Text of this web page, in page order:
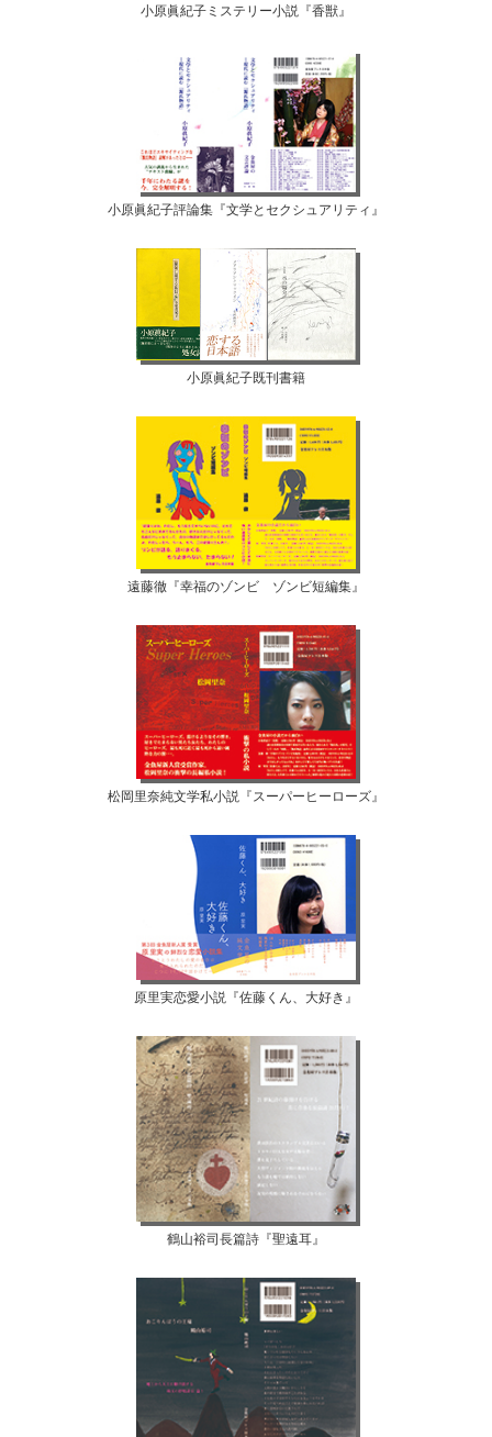
小原眞紀子ミステリー小説『香獣』
小原眞紀子評論集『文学とセクシュアリティ』
小原眞紀子既刊書籍
遠藤徹『幸福のゾンビ ゾンビ短編集』
松岡里奈純文学私小説『スーパーヒーローズ』
原里実恋愛小説『佐藤くん、大好き』
鶴山裕司長篇詩『聖遠耳』